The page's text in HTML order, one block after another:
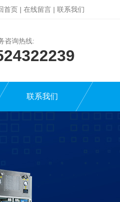
首页 | 在线留言 | 联系我们
咨询热线:
联系我们